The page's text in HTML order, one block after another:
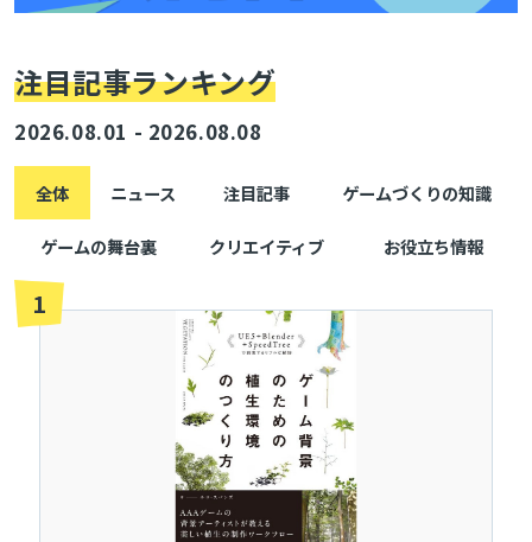
注目記事ランキング
2026.08.01 - 2026.08.08
全体 ニュース 注目記事 ゲームづくりの知識
ゲームの舞台裏 クリエイティブ お役立ち情報
1